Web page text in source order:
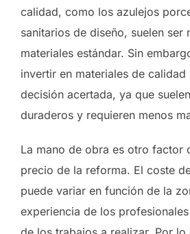
calidad, como los azulejos
sanitarios de diseño, suelen ser
materiales estándar. Sin
invertir en materiales de calidad
decisión acertada, ya que
duraderos y requieren menos
La mano de obra es otro factor
precio de la reforma. El coste
puede variar en función de la
experiencia de los